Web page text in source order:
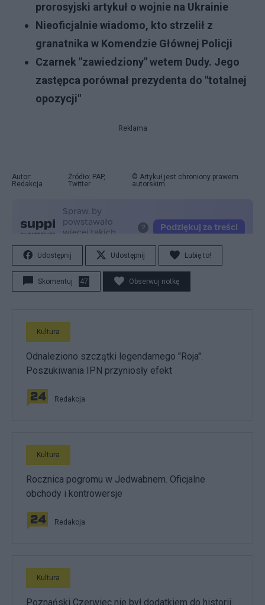
prorosyjski artykuł o wojnie na Ukrainie
Nieoficjalnie wiadomo, kto strzelił z
granatnika w Komendzie Głównej Policji
Czarnek "zawiedziony" wetem Dudy. Jego
zastępca porównał prezydenta do "totalnej
opozycji"
Reklama
Autor:
Redakcja
Źródło: PAP,
Twitter
© Artykuł jest chroniony prawem
autorskim.
Udostępnij Udostępnij Lubię to!
Skomentuj 47 Obserwuj notkę
Kultura
Odnaleziono szczątki legendarnego "Roja".
Poszukiwania IPN przyniosły efekt
Redakcja
Kultura
Rocznica pogromu w Jedwabnem. Oficjalne
obchody i kontrowersje
Redakcja
Kultura
Poznański Czerwiec nie był dodatkiem do historii.